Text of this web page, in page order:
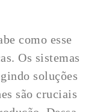
como esse
Os sistemas
soluções
são cruciais